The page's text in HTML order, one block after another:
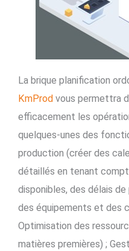
La brique planification
KmProd vous permettra
efficacement les
quelques-unes des
production (créer des
détaillés en tenant
disponibles, des délais
des équipements et des
Optimisation des
matières premières) ;